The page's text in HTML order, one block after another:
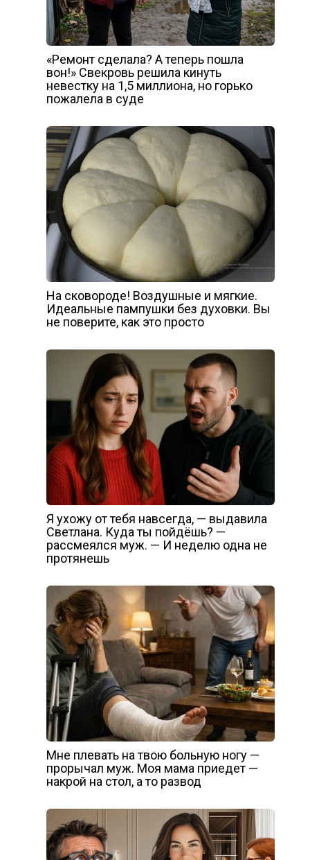
«Ремонт сделала? А теперь пошла
вон!» Свекровь решила кинуть
невестку на 1,5 миллиона, но горько
пожалела в суде
На сковороде! Воздушные и мягкие.
Идеальные пампушки без духовки. Вы
не поверите, как это просто
Я ухожу от тебя навсегда, — выдавила
Светлана. Куда ты пойдёшь? —
рассмеялся муж. — И неделю одна не
протянешь
Мне плевать на твою больную ногу —
прорычал муж. Моя мама приедет —
накрой на стол, а то развод